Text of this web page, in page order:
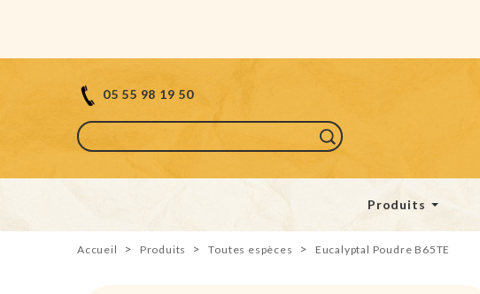
05 55 98 19 50
Produits
Accueil Produits Toutes espèces Eucalyptal Poudre B65TE